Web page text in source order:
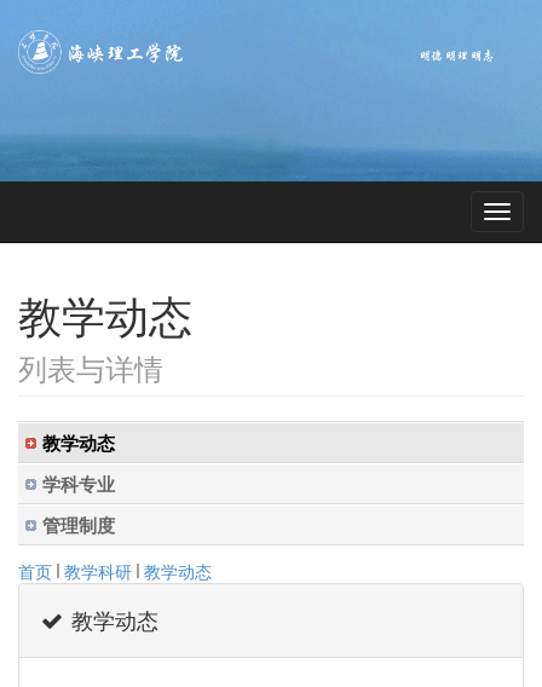
教学动态
列表与详情
教学动态
学科专业
管理制度
首页 教学科研 教学动态
教学动态